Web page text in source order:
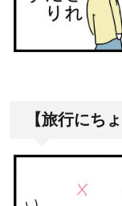
【旅行にち